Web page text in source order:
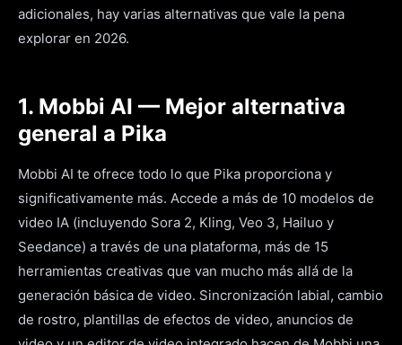
adicionales, hay varias alternativas que vale la pena
explorar en 2026.
1. Mobbi AI — Mejor alternativa
general a Pika
Mobbi AI te ofrece todo lo que Pika proporciona y
significativamente más. Accede a más de 10 modelos de
video IA (incluyendo Sora 2, Kling, Veo 3, Hailuo y
Seedance) a través de una plataforma, más de 15
herramientas creativas que van mucho más allá de la
generación básica de video. Sincronización labial, cambio
de rostro, plantillas de efectos de video, anuncios de